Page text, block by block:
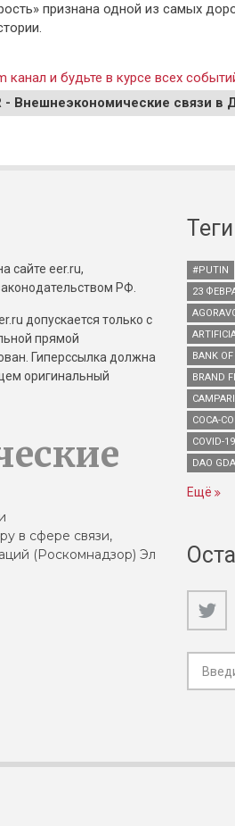
признана одной из самых
и будьте в курсе всех
- Внешнеэкономические связи в
сайте eer.ru,
РФ.
допускается только с
прямой
Гиперссылка должна
оригинальный
в сфере связи,
(Роскомнадзор) Эл
Теги
#PUTIN
23
BANK
BRAND
COCA-
DAO GDA
Ещё